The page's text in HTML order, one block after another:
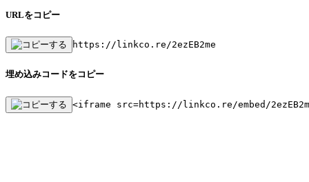
URLをコピー
https://linkco.re/2ezEB2me
埋め込みコードをコピー
<iframe src=https://linkco.re/embed/